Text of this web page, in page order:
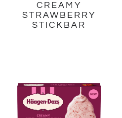
CREAMY
STRAWBERRY
STICKBAR